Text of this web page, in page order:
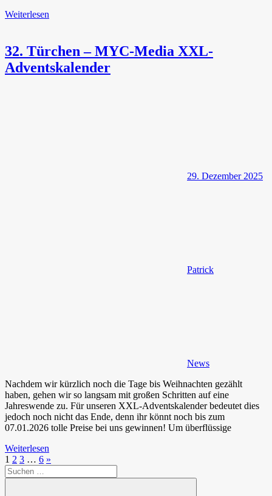
Weiterlesen
32. Türchen – MYC-Media XXL-
Adventskalender
29. Dezember 2025
Patrick
News
Nachdem wir kürzlich noch die Tage bis Weihnachten gezählt
haben, gehen wir so langsam mit großen Schritten auf eine
Jahreswende zu. Für unseren XXL-Adventskalender bedeutet dies
jedoch noch nicht das Ende, denn ihr könnt noch bis zum
07.01.2026 tolle Preise bei uns gewinnen! Um überflüssige
Weiterlesen
Seitennummerierung
der
1 2 3 … 6 Nächste
»
Suchen
nach: